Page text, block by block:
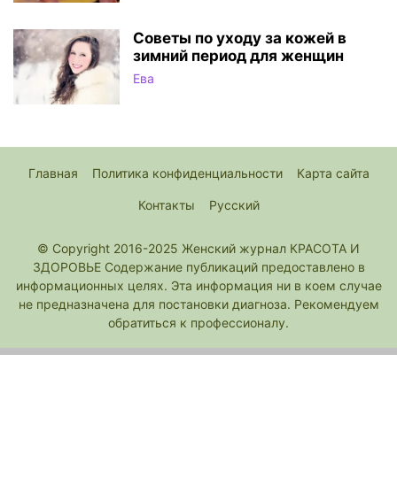
Советы по уходу за кожей в
зимний период для женщин
Ева
Главная Политика конфиденциальности Карта сайта
Контакты Русский
© Copyright 2016-2025 Женский журнал КРАСОТА И
ЗДОРОВЬЕ Содержание публикаций предоставлено в
информационных целях. Эта информация ни в коем случае
не предназначена для постановки диагноза. Рекомендуем
обратиться к профессионалу.